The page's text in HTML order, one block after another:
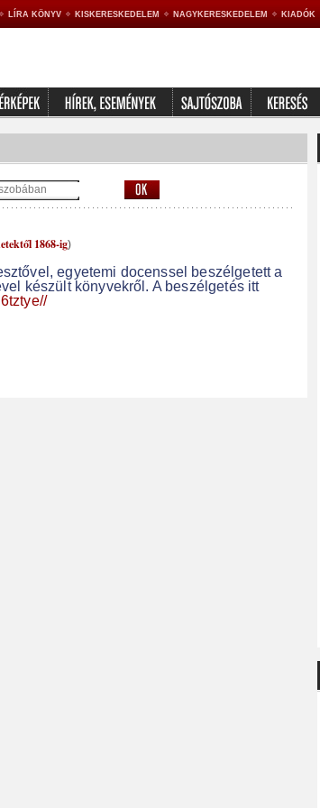
LÍRA KÖNYV KISKERESKEDELEM NAGYKERESKEDELEM KIADÓK
1868-ig)
egyetemi docenssel beszélgetett a
készült könyvekről. A beszélgetés itt